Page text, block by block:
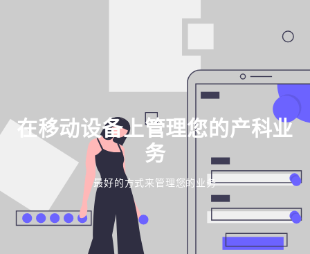
在移动设备上管理您的产科业
务
最好的方式来管理您的业务